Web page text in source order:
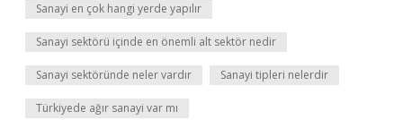
Sanayi en çok hangi yerde yapılır
Sanayi sektörü içinde en önemli alt sektör nedir
Sanayi sektöründe neler vardır Sanayi tipleri nelerdir
Türkiyede ağır sanayi var mı